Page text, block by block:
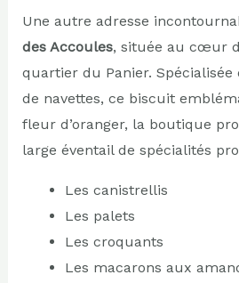
Une autre adresse
des Accoules, située au cœur
quartier du Panier. Spécialisée
de navettes, ce biscuit
fleur d’oranger, la boutique
large éventail de spécialités
Les canistrellis
Les palets
Les croquants
Les macarons aux